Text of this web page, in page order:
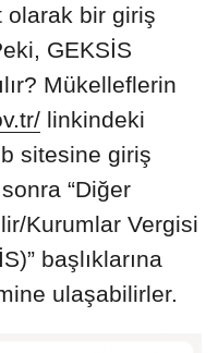
olarak bir giriş
GEKSİS
Mükelleflerin
linkindeki
sitesine giriş
“Diğer
Kurumlar Vergisi
başlıklarına
ulaşabilirler.